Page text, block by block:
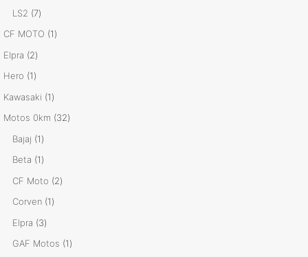
LS2 77
productos
CF MOTO 11
Elpra 22
productos
Hero 11
producto
Kawasaki 11
producto
Motos 0km 3232
Bajaj 11
producto
Beta 11
producto
CF Moto 22
Corven 11
Elpra 33
productos
GAF Motos 11